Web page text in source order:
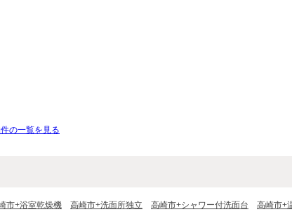
の一覧を見る
市+浴室乾燥機 高崎市+洗面所独立 高崎市+シャワー付洗面台 高崎市+